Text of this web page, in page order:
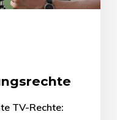
TV-Rechte: